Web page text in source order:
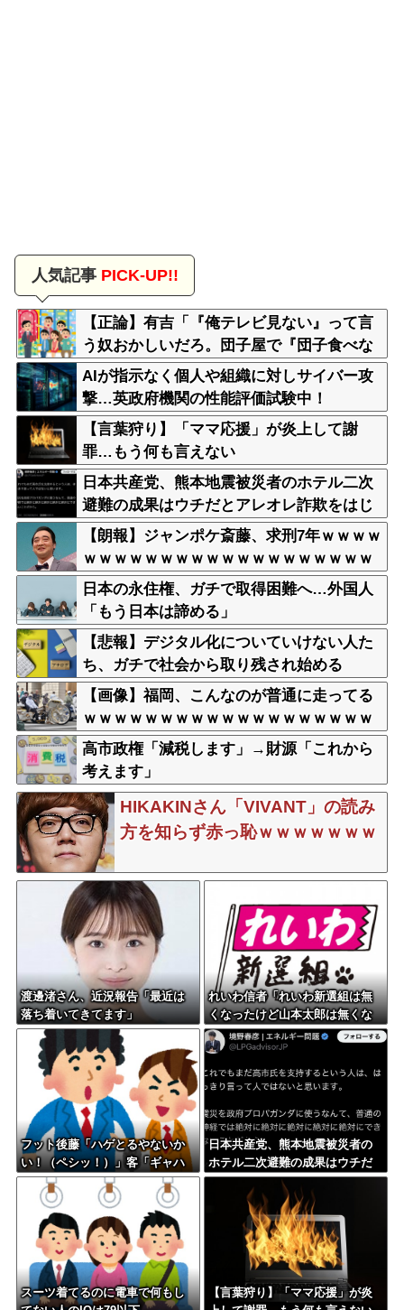
人気記事PICK-UP!!
【正論】有吉「『俺テレビ見ない』って言
う奴おかしいだろ。団子屋で『団子食べな
い』って言うか？」
AIが指示なく個人や組織に対しサイバー攻
撃…英政府機関の性能評価試験中！
【言葉狩り】「ママ応援」が炎上して謝
罪…もう何も言えない
日本共産党、熊本地震被災者のホテル二次
避難の成果はウチだとアレオレ詐欺をはじ
める
【朗報】ジャンポケ斎藤、求刑7年ｗｗｗｗ
ｗｗｗｗｗｗｗｗｗｗｗｗｗｗｗｗｗｗｗ
ｗｗｗｗｗｗｗｗｗｗｗｗｗｗｗｗｗｗ
日本の永住権、ガチで取得困難へ…外国人
「もう日本は諦める」
【悲報】デジタル化についていけない人た
ち、ガチで社会から取り残され始める
【画像】福岡、こんなのが普通に走ってる
ｗｗｗｗｗｗｗｗｗｗｗｗｗｗｗｗｗｗｗ
ｗｗｗｗｗｗｗｗｗｗｗｗｗｗｗｗｗｗｗ
ｗｗ
高市政権「減税します」→財源「これから
考えます」
HIKAKINさん「VIVANT」の読み
方を知らず赤っ恥ｗｗｗｗｗｗｗ
渡邊渚さん、近況報告「最近は
落ち着いてきてます」
れいわ信者「れいわ新選組は無
くなったけど山本太郎は無くな
らないからね。山本太郎Foreve
r????」
フット後藤「ハゲとるやないか
い！（ペシッ！）」客「ギャハ
ハハwwwwww」←何が面白い
の？
日本共産党、熊本地震被災者の
ホテル二次避難の成果はウチだ
とアレオレ詐欺をはじめる
スーツ着てるのに電車で何もし
【言葉狩り】「ママ応援」が炎